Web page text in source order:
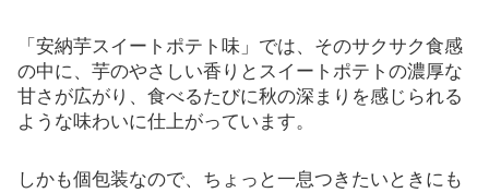
「安納芋スイートポテト味」では、そのサクサク食感
の中に、芋のやさしい香りとスイートポテトの濃厚な
甘さが広がり、食べるたびに秋の深まりを感じられる
ような味わいに仕上がっています。
しかも個包装なので、ちょっと一息つきたいときにも